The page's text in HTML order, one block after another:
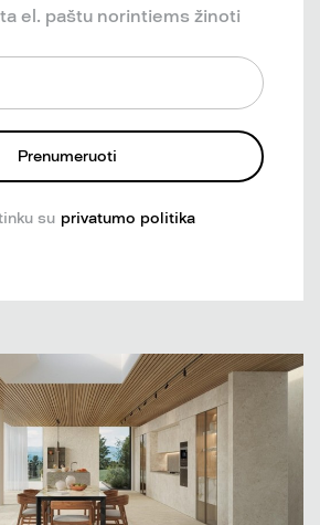
el. paštu norintiems žinoti
Prenumeruoti
su privatumo politika